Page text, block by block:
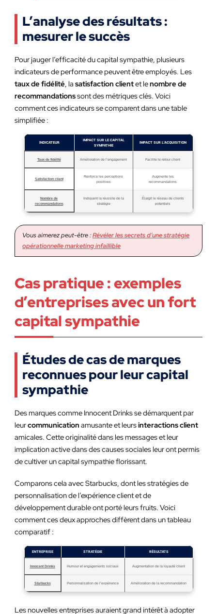
L’analyse des résultats :
mesurer le succès
Pour jauger l’efficacité du capital sympathie, plusieurs
indicateurs de performance peuvent être employés. Les
taux de fidélité, la satisfaction clientet lenombre de
recommandationssont des métriques clés. Voici
comment ces indicateurs se comparent dans une table
simplifiée :
INDICATEUR
IMPACT SUR LE CAPITAL
SYMPATHIE
IMPACT SUR L’ACQUISITION
Taux de fidélité Amélioration de l’engagement Facilite le retour client
Satisfaction client
Renforce les perceptions
positives
Augmente les
recommandations
Nombre de
recommandations
Indiquent la réussite de la
stratégie
Élargit le réseau de clients
potentiels
Vous aimerez peut-être :Révéler les secrets d’une stratégie
opérationnelle marketing infaillible
Cas pratique : exemples
d’entreprises avec un fort
capital sympathie
Études de cas de marques
reconnues pour leur capital
sympathie
Des marques comme Innocent Drinks se démarquent par
leurcommunication amusante et leursinteractions client
amicales. Cette originalité dans les messages et leur
implication active dans des causes sociales leur ont permis
de cultiver un capital sympathie florissant.
Comparons cela avec Starbucks, dont les stratégies de
personnalisation de l’expérience client et de
développement durable ont porté leurs fruits. Voici
comment ces deux approches diffèrent dans un tableau
comparatif :
ENTREPRISE STRATÉGIE RÉSULTATS
Innocent Drinks Humour et engagements sociaux Augmentation de la loyauté client
Starbucks Personnalisation de l’expérience Amélioration de la recommandation
Les nouvelles entreprises auraient grand intérêt à adopter